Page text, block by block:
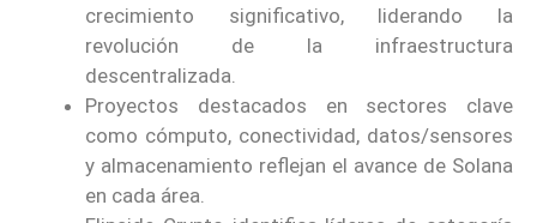
crecimiento significativo, liderando la
revolución de la infraestructura
descentralizada.
Proyectos destacados en sectores clave
como cómputo, conectividad, datos/sensores
y almacenamiento reflejan el avance de Solana
en cada área.